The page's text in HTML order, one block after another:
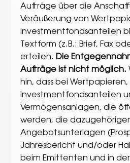
Aufträge über die
Veräußerung von
Investmentfondsanteilen
Textform (z.B.: Brief, Fax
erteilen. Die
Aufträge ist nicht möglich.
hin, dass bei Wertpapieren,
Investmentfondsanteilen
Vermögensanlagen, die
werden, die
Angebotsunterlagen
Jahresbericht und/oder
beim Emittenten und in